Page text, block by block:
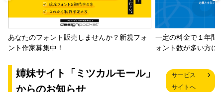
あなたのフォント販売しませんか？新規フォ
ント作家募集中！
一定の料金で１年間
ォント数が多い方に
姉妹サイト「ミツカルモール」
からのお知らせ
サービス
サイトへ